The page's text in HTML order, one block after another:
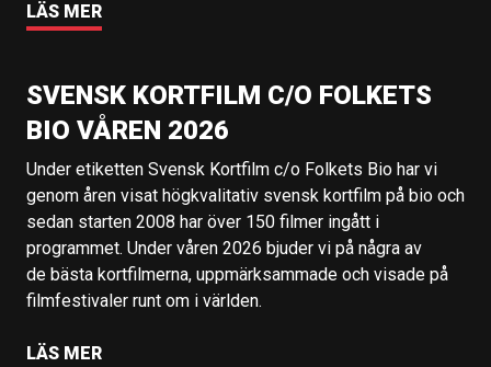
LÄS MER
SVENSK KORTFILM C/O FOLKETS
BIO VÅREN 2026
Under etiketten Svensk Kortfilm c/o Folkets Bio har vi
genom åren visat högkvalitativ svensk kortfilm på bio och
sedan starten 2008 har över 150 filmer ingått i
programmet. Under våren 2026 bjuder vi på några av
de bästa kortfilmerna, uppmärksammade och visade på
filmfestivaler runt om i världen.
LÄS MER